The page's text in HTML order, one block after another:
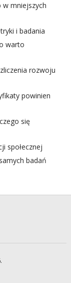
mniejszych
i badania
warto
rozwoju
powinien
się
społecznej
badań